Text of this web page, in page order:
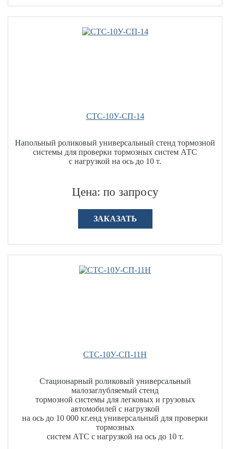
СТС-10У-СП-14
Напольный роликовый универсальный стенд тормозной
системы для проверки тормозных систем АТС
с нагрузкой на ось до 10 т.
Цена: по запросу
ЗАКАЗАТЬ
СТС-10У-СП-11Н
Стационарный роликовый универсальный
малозаглубляемый стенд
тормозной системы для легковых и грузовых
автомобилей с нагрузкой
на ось до 10 000 кг.енд универсальный для проверки
тормозных
систем АТС с нагрузкой на ось до 10 т.